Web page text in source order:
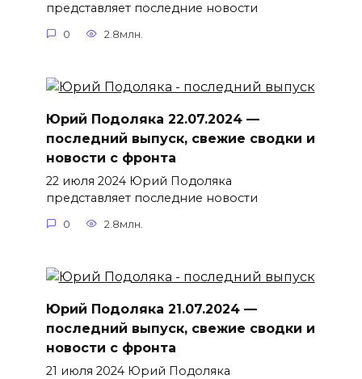
представляет последние новости
0 2.8млн.
Юрий Подоляка 22.07.2024 —
последний выпуск, свежие сводки и
новости с фронта
22 июля 2024 Юрий Подоляка
представляет последние новости
0 2.8млн.
Юрий Подоляка 21.07.2024 —
последний выпуск, свежие сводки и
новости с фронта
21 июля 2024 Юрий Подоляка